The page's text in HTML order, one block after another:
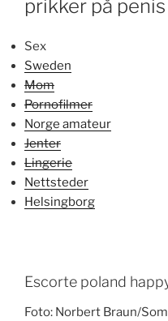
prikker på penis
Sex
Sweden
Mom
Pornofilmer
Norge amateur
Jenter
Lingerie
Nettsteder
Helsingborg
Escorte poland
Foto: Norbert Braun/